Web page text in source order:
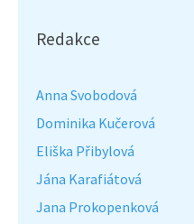
Redakce
Anna Svobodová
Dominika Kučerová
Eliška Přibylová
Jána Karafiátová
Jana Prokopenková